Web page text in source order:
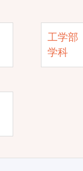
工学部
学科